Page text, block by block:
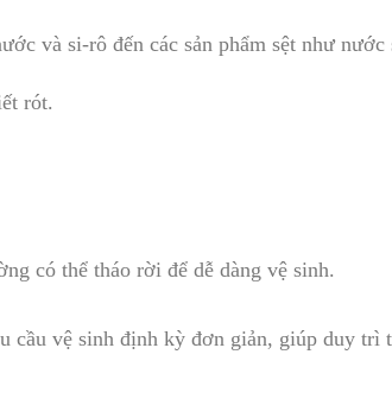
và si-rô đến các sản phẩm sệt như nước
rót.
có thể tháo rời để dễ dàng vệ sinh.
cầu vệ sinh định kỳ đơn giản, giúp duy trì